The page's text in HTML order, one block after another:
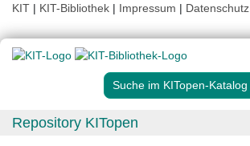
KIT | KIT-Bibliothek | Impressum | Datenschutz
Suche im KITopen-Katalog
Repository KITopen